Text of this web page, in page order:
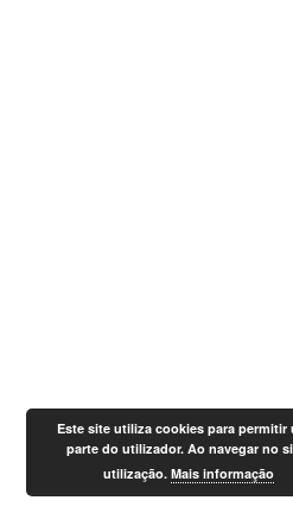
Este site utiliza cookies para
parte do utilizador. Ao navegar no
utilização. Mais informação